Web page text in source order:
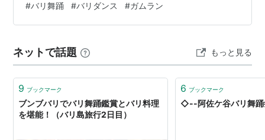
の上はたまたま木の枝が重なっていてほとんど降られ
ず、傘も差さずに、屋台で買ったミーゴレンとサテ・リ
るほどの強い雨。そして時々雷。雨が通り過ぎるのを待
って、第3部は遅れて始まった。 第3部 第3部はスカル・
#バリ舞踊 #バリダンス #ガムラン
ネットで話題 もっと見る
9 ブックマーク
ブンブバリでバリ舞踊鑑賞とバリ料理
を堪能！（バリ島旅行2日目）
6 ブックマーク
◇--阿佐ケ谷バリ舞